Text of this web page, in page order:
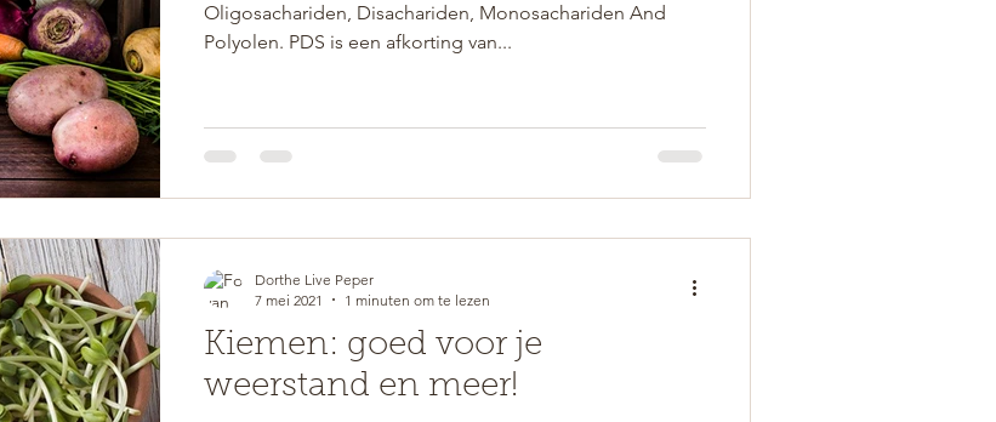
Oligosachariden, Disachariden, Monosachariden And
Polyolen. PDS is een afkorting van...
Kiemen: goed voor je
weerstand en meer!
Dorthe Live Peper
7 mei 2021
1 minuten om te lezen